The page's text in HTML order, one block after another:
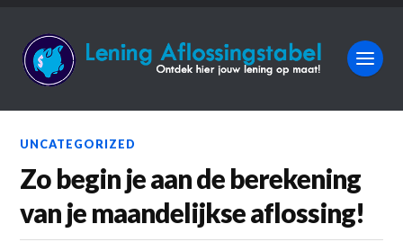
UNCATEGORIZED
Zo begin je aan de berekening
van je maandelijkse aflossing!